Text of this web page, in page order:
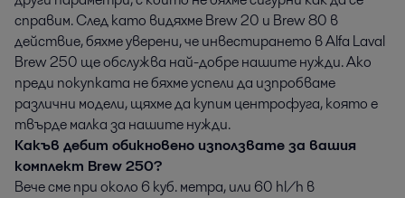
справим. След като видяхме Brew 20 и Brew 80 в
действие, бяхме уверени, че инвестирането в Alfa Laval
Brew 250 ще обслужва най-добре нашите нужди. Ако
преди покупката не бяхме успели да изпробваме
различни модели, щяхме да купим центрофуга, която е
твърде малка за нашите нужди.
Какъв дебит обикновено използвате за вашия
комплект Brew 250?
Вече сме при около 6 куб. метра, или 60 hl/h в